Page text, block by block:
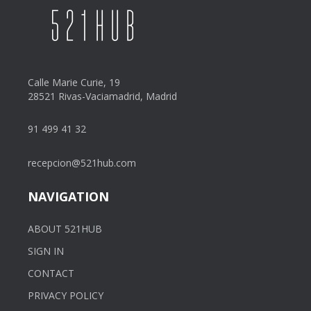
Calle Marie Curie, 19
28521 Rivas-Vaciamadrid, Madrid
91 499 41 32
recepcion@521hub.com
NAVIGATION
ABOUT 521HUB
SIGN IN
CONTACT
PRIVACY POLICY